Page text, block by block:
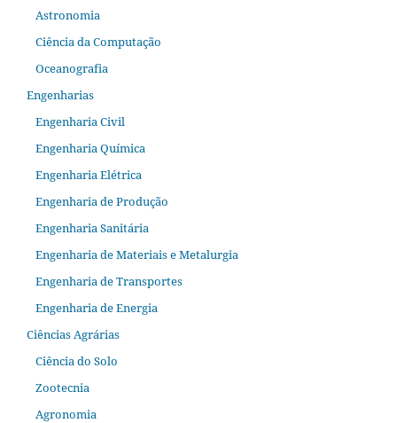
Astronomia
Ciência da Computação
Oceanografia
Engenharias
Engenharia Civil
Engenharia Química
Engenharia Elétrica
Engenharia de Produção
Engenharia Sanitária
Engenharia de Materiais e Metalurgia
Engenharia de Transportes
Engenharia de Energia
Ciências Agrárias
Ciência do Solo
Zootecnia
Agronomia